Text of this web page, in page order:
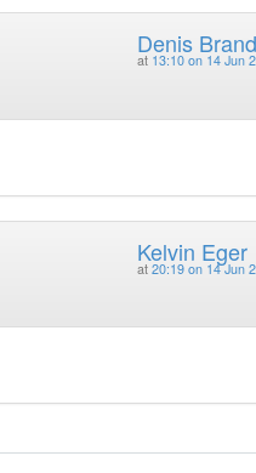
Denis
at 13:10 on 14 Jun
Kelvin Eger
at 20:19 on 14 Jun